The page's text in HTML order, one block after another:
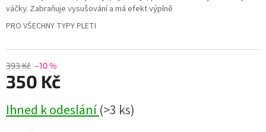
393 Kč –10 %
350 Kč
Ihned k odeslání(>3 ks)
váčky. Zabraňuje vysušování a má efekt výplně
PRO VŠECHNY TYPY PLETI